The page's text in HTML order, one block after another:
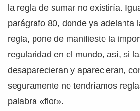
la regla de sumar no existiría.
parágrafo 80, donde ya adelanta
regla, pone de manifiesto la
regularidad en el mundo, así, si
desaparecieran y aparecieran,
seguramente no tendríamos
palabra «flor».